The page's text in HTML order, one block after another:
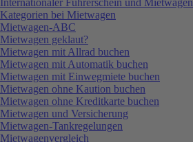
Kategorien bei Mietwagen
Mietwagen-ABC
Mietwagen geklaut?
Mietwagen mit Allrad buchen
Mietwagen mit Automatik buchen
Mietwagen mit Einwegmiete buchen
Mietwagen ohne Kaution buchen
Mietwagen ohne Kreditkarte buchen
Mietwagen und Versicherung
Mietwagen-Tankregelungen
Mietwagenvergleich